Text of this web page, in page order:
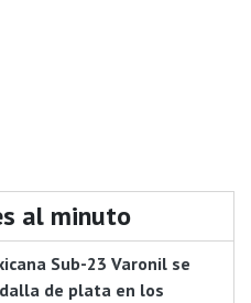
al minuto
Sub-23 Varonil se
de plata en los